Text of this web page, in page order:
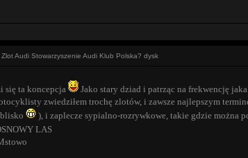
Audi Stowarzyszenie Audi Klub Polska? dysk
się ta koncepcja
Jako stary dziad i patrząc na frekwencję
zwiedziłem trochę zlotów, i zawsze najlepszym
), i zaplecze sypialno-rozrywkowe, takie gdzie można
LAS